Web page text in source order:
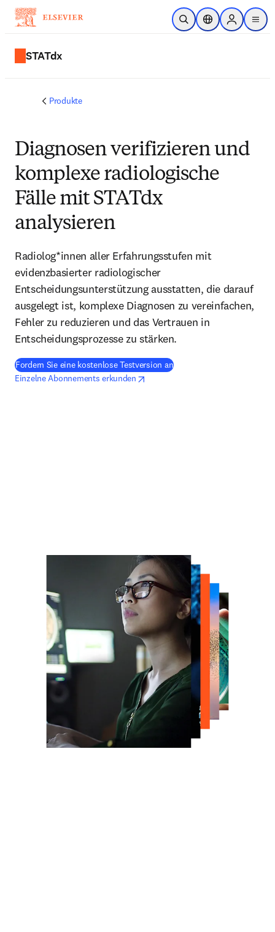
Zum Hauptinhalt wechseln
Suche öffnenStandortauswahl
Sign in to
menu
STATdx
Produkte
Diagnosen verifizieren und
komplexe radiologische
Fälle mit STATdx
analysieren
Radiolog*innen aller Erfahrungsstufen mit
evidenzbasierter radiologischer
Entscheidungsunterstützung ausstatten, die darauf
ausgelegt ist, komplexe Diagnosen zu vereinfachen,
Fehler zu reduzieren und das Vertrauen in
Entscheidungsprozesse zu stärken.
Fordern Sie eine kostenlose Testversion an
Einzelne Abonnements erkundenWird in neuem Tab/Fenster geöffnet
opens in new tab/window